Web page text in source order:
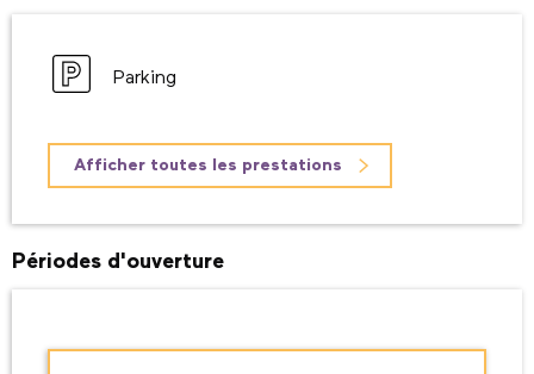
Parking
Afficher toutes les prestations
Périodes d'ouverture